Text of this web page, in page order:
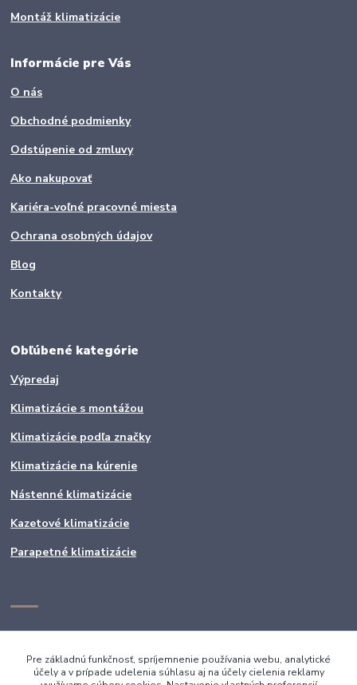
Montáž klimatizácie
Informácie pre Vás
O nás
Obchodné podmienky
Odstúpenie od zmluvy
Ako nakupovať
Kariéra-voľné pracovné miesta
Ochrana osobných údajov
Blog
Kontakty
Obľúbené kategórie
Výpredaj
Klimatizácie s montážou
Klimatizácie podľa značky
Klimatizácie na kúrenie
Nástenné klimatizácie
Kazetové klimatizácie
Parapetné klimatizácie
Pre základnú funkčnosť, spríjemnenie používania webu, analytické
účely a v prípade udelenia súhlasu aj na účely cielenia reklamy